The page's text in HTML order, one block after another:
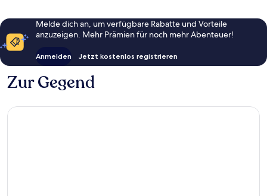
Melde dich an, um verfügbare Rabatte und Vorteile
anzuzeigen. Mehr Prämien für noch mehr Abenteuer!
Anmelden Jetzt kostenlos registrieren
Zur Gegend